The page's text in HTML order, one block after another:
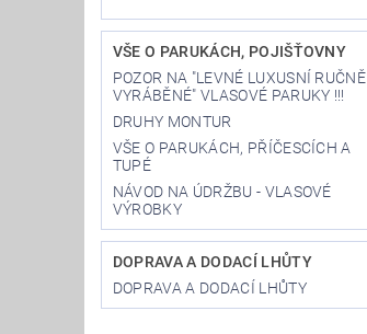
VŠE O PARUKÁCH, POJIŠŤOVNY
POZOR NA "LEVNÉ LUXUSNÍ RUČNĚ
VYRÁBĚNÉ" VLASOVÉ PARUKY !!!
DRUHY MONTUR
VŠE O PARUKÁCH, PŘÍČESCÍCH A
TUPÉ
NÁVOD NA ÚDRŽBU - VLASOVÉ
VÝROBKY
DOPRAVA A DODACÍ LHŮTY
DOPRAVA A DODACÍ LHŮTY